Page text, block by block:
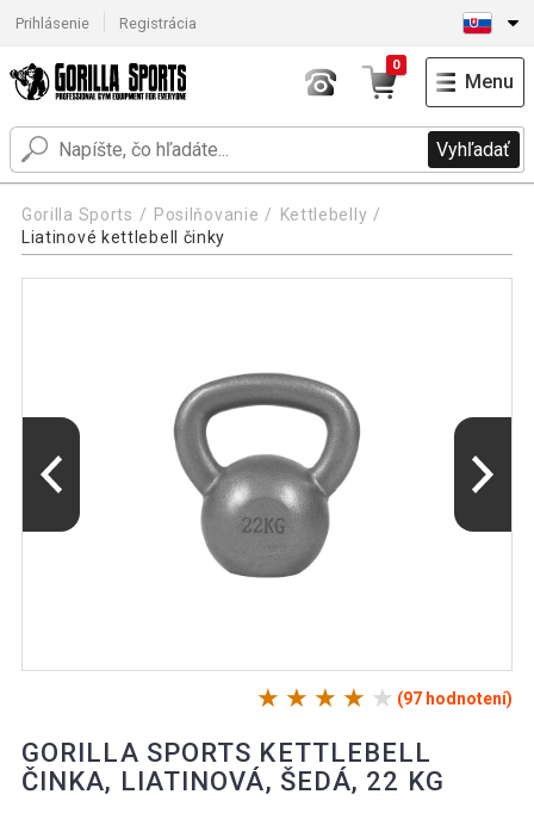
Prihlásenie Registrácia
Vyhľadať
0
Menu
Gorilla Sports Posilňovanie
Kettlebelly
Liatinové kettlebell činky
(97 hodnotení)
GORILLA SPORTS KETTLEBELL
ČINKA, LIATINOVÁ, ŠEDÁ, 22 KG